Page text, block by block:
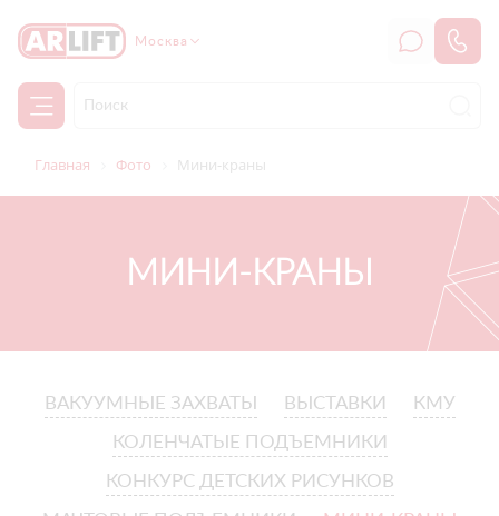
Москва
Главная Фото Мини-краны
МИНИ-КРАНЫ
ВАКУУМНЫЕ ЗАХВАТЫ ВЫСТАВКИ КМУ
КОЛЕНЧАТЫЕ ПОДЪЕМНИКИ
КОНКУРС ДЕТСКИХ РИСУНКОВ